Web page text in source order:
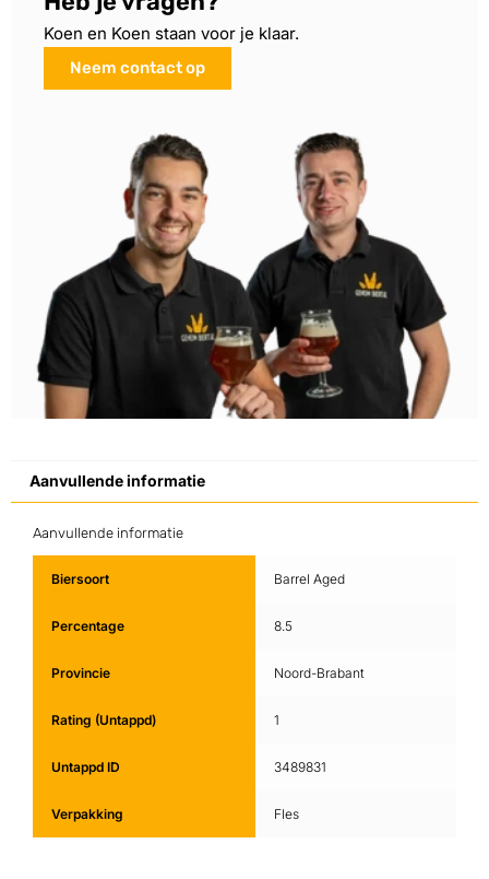
Koen en Koen staan voor je klaar.
Neem contact op
Aanvullende informatie
Aanvullende informatie
Biersoort Barrel Aged
Percentage 8.5
Provincie Noord-Brabant
Rating (Untappd) 1
Untappd ID 3489831
Verpakking Fles